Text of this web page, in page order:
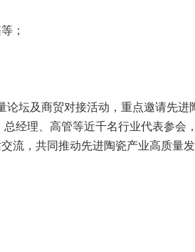
；
论坛及商贸对接活动，重点邀请先进
经理、高管等近千名行业代表参会
流，共同推动先进陶瓷产业高质量发